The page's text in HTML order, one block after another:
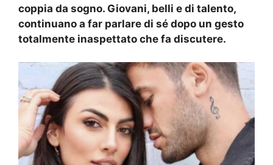
coppia da sogno. Giovani, belli e di talento,
continuano a far parlare di sé dopo un gesto
totalmente inaspettato che fa discutere.